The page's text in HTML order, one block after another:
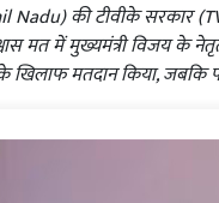
Nadu) की टीवीके सरकार
मत में मुख्यमंत्री विजय के
खिलाफ मतदान किया, जबकि